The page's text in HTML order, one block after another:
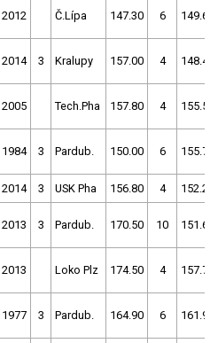
2012 Č.Lípa 147.30 6 149.60
2014 3 Kralupy 157.00 4 148.40
2005 Tech.Pha 157.80 4 155.50
1984 3 Pardub. 150.00 6 155.70
2014 3 USK Pha 156.80 4 152.20
2013 3 Pardub. 170.50 10 151.60
2013 Loko Plz 174.50 4 157.70
1977 3 Pardub. 164.90 6 161.90